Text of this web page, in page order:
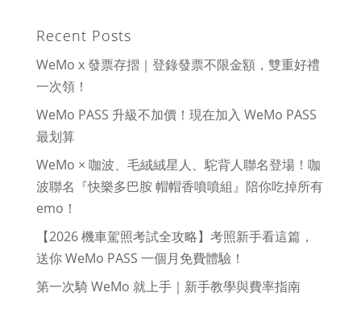
Recent Posts
WeMo x 發票存摺｜登錄發票不限金額，雙重好禮
一次領！
WeMo PASS 升級不加價！現在加入 WeMo PASS
最划算
WeMo × 咖波、毛絨絨星人、駝背人聯名登場！咖
波聯名『快樂多巴胺 帽帽香噴噴組』陪你吃掉所有
emo！
【2026 機車駕照考試全攻略】考照新手看這篇，
送你 WeMo PASS 一個月免費體驗！
第一次騎 WeMo 就上手｜新手教學與費率指南